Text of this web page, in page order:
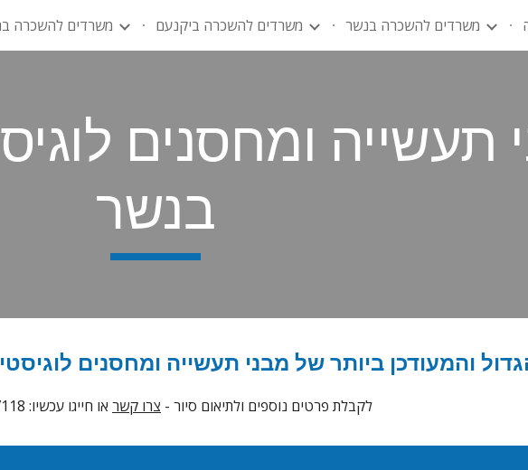
content Skip to navigation משרדים להשכרה משרדים להשכרה ביקנעם משרדים להשכרה בנשר
תעשייה ומחסנים
בנשר
והמעודכן ביותר של מבני תעשייה ומחסנים
לקבלת פרטים נוספים ולתיאום סיור - צרו קשר או חייגו עכשיו: 072-3307118